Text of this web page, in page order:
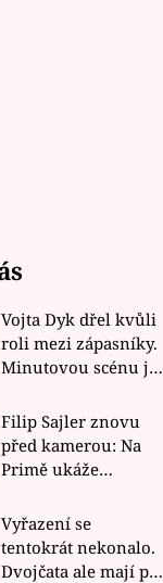
Vojta Dyk dřel kvůli
roli mezi zápasníky.
Minutovou scénu jel
Filip Sajler znovu
před kamerou: Na
Primě ukáže
rychlé recepty
Vyřazení se
tentokrát nekonalo.
Dvojčata ale mají po